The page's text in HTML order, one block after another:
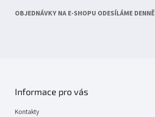
OBJEDNÁVKY NA E-SHOPU ODESÍLÁME DENNĚ
Informace pro vás
Kontakty